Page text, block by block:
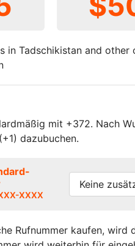
in Tadschikistan and other
mit +372. Nach
dazubuchen.
XXXX
Rufnummer kaufen, wird